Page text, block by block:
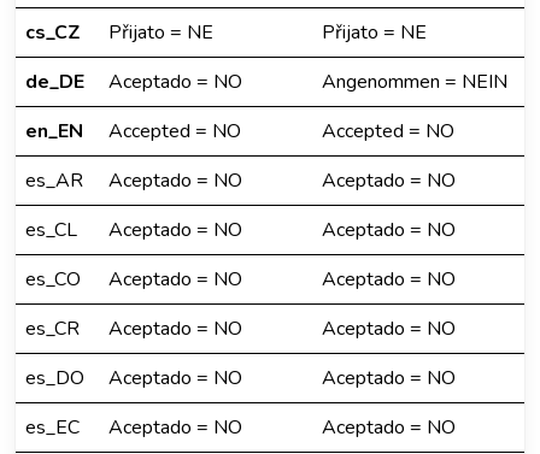
cs_CZ
Přijato = NE
Přijato = NE
de_DE
Aceptado = NO
Angenommen = NEIN
en_EN
Accepted = NO
Accepted = NO
es_AR
Aceptado = NO
Aceptado = NO
es_CL
Aceptado = NO
Aceptado = NO
es_CO
Aceptado = NO
Aceptado = NO
es_CR
Aceptado = NO
Aceptado = NO
es_DO
Aceptado = NO
Aceptado = NO
es_EC
Aceptado = NO
Aceptado = NO